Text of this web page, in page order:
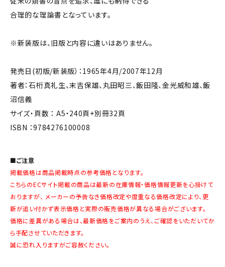
合理的な理論書となっています。
※新装版は、旧版と内容に違いはありません。
発売日(初版/新装版）：1965年4月/2007年12月
著者：石桁真礼生、末吉保雄、丸田昭三、飯田隆、金光威和雄、飯
沼信義
サイズ・頁数 ： A5・240頁+別冊32頁
ISBN ：9784276100008
■ご注意
掲載価格は商品掲載時点の参考価格となります。
こちらのECサイト掲載の商品は最新の在庫情報・価格情報更新を心掛けて
おりますが、 メーカーの予告なき価格改定や度重なる価格改定により、更
新が追い付かず表示価格と実際の販売価格が異なる場合がございます。
価格に差異がある場合は、最新価格をご案内のうえ、ご確認をいただいてか
ら手配させていただきます。
誠に恐れ入りますがご容赦ください。